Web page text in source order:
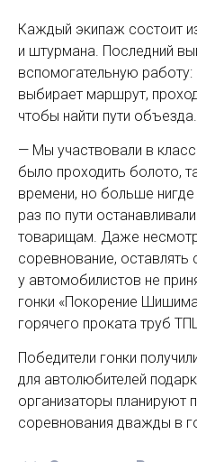
Каждый экипаж состоит
и штурмана. Последний
вспомогательную работу:
выбирает маршрут,
чтобы найти пути объезда.
— Мы участвовали в
было проходить болото,
времени, но больше
раз по пути
товарищам. Даже
соревнование, оставлять
у автомобилистов не
гонки «Покорение
горячего проката труб
Победители гонки
для автолюбителей
организаторы планируют
соревнования дважды в